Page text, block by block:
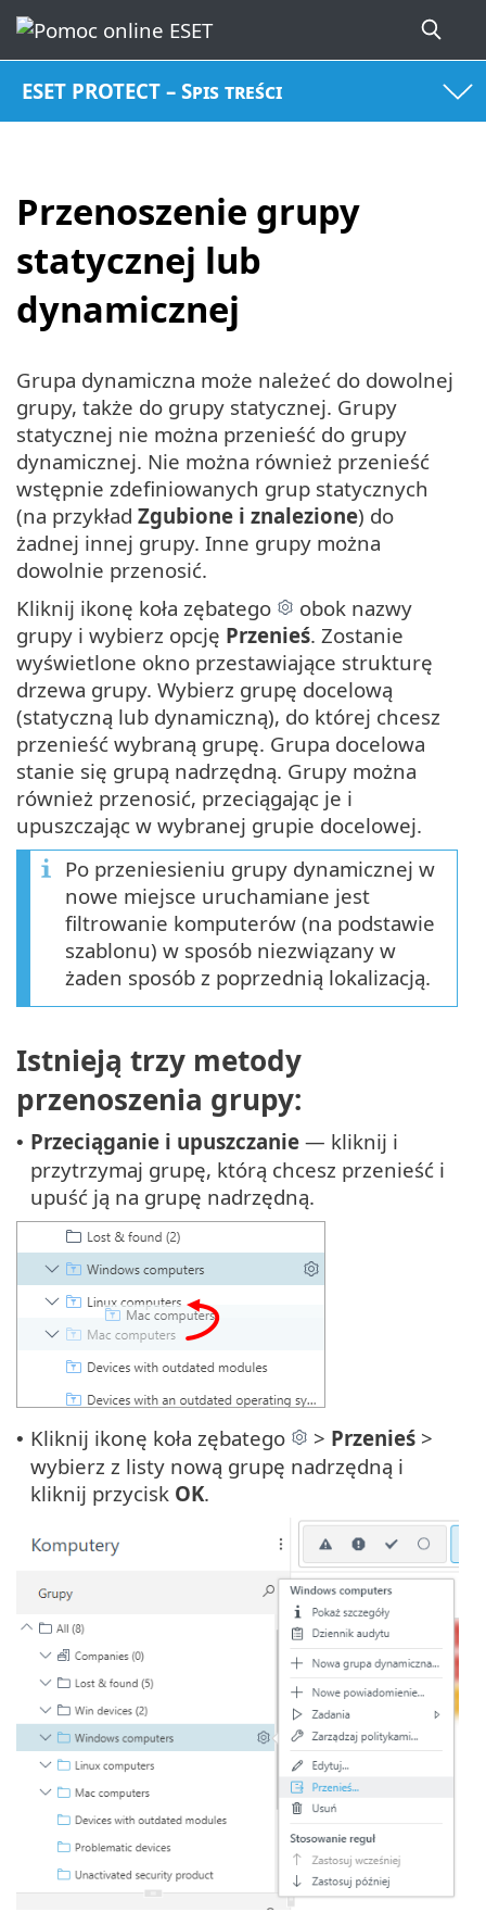
ESET PROTECT – Spis treści
Przenoszenie grupy
statycznej lub
dynamicznej
Grupa dynamiczna może należeć do dowolnej
grupy, także do grupy statycznej. Grupy
statycznej nie można przenieść do grupy
dynamicznej. Nie można również przenieść
wstępnie zdefiniowanych grup statycznych
(na przykład Zgubione i znalezione) do
żadnej innej grupy. Inne grupy można
dowolnie przenosić.
Kliknij ikonę koła zębatego
obok nazwy
grupy i wybierz opcję Przenieś. Zostanie
wyświetlone okno przestawiające strukturę
drzewa grupy. Wybierz grupę docelową
(statyczną lub dynamiczną), do której chcesz
przenieść wybraną grupę. Grupa docelowa
stanie się grupą nadrzędną. Grupy można
również przenosić, przeciągając je i
upuszczając w wybranej grupie docelowej.
Po przeniesieniu grupy dynamicznej w
nowe miejsce uruchamiane jest
filtrowanie komputerów (na podstawie
szablonu) w sposób niezwiązany w
żaden sposób z poprzednią lokalizacją.
Istnieją trzy metody
przenoszenia grupy:
• Przeciąganie i upuszczanie — kliknij i
przytrzymaj grupę, którą chcesz przenieść i
upuść ją na grupę nadrzędną.
• Kliknij ikonę koła zębatego > Przenieś >
wybierz z listy nową grupę nadrzędną i
kliknij przycisk OK.